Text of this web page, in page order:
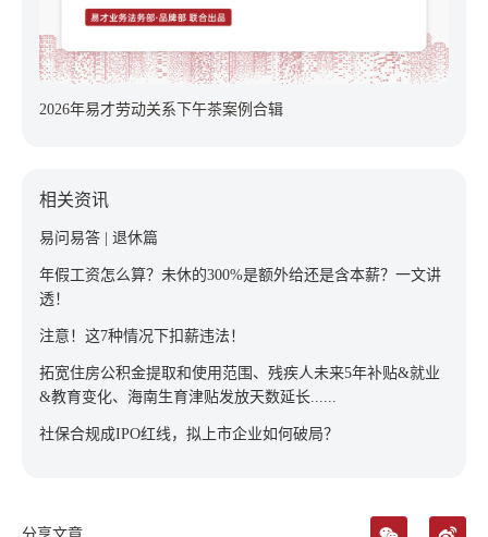
2026年易才劳动关系下午茶案例合辑
相关资讯
易问易答 | 退休篇
年假工资怎么算？未休的300%是额外给还是含本薪？一文讲
透！
注意！这7种情况下扣薪违法！
拓宽住房公积金提取和使用范围、残疾人未来5年补贴&就业
&教育变化、海南生育津贴发放天数延长......
社保合规成IPO红线，拟上市企业如何破局？